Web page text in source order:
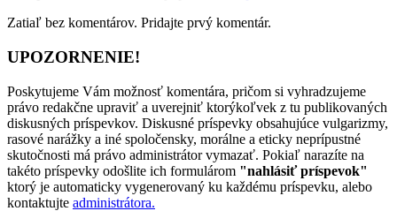
Zatiaľ bez komentárov. Pridajte prvý komentár.
UPOZORNENIE!
Poskytujeme Vám možnosť komentára, pričom si vyhradzujeme
právo redakčne upraviť a uverejniť ktorýkoľvek z tu publikovaných
diskusných príspevkov. Diskusné príspevky obsahujúce vulgarizmy,
rasové narážky a iné spoločensky, morálne a eticky neprípustné
skutočnosti má právo administrátor vymazať. Pokiaľ narazíte na
takéto príspevky odošlite ich formulárom "nahlásiť príspevok"
ktorý je automaticky vygenerovaný ku každému príspevku, alebo
kontaktujte administrátora.